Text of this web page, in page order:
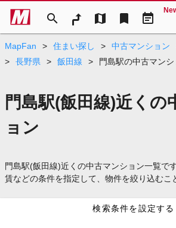
search map bookmark event_note
MapFan > 住まい探し > 中古マンション
>
長野県 > 飯田線 > 門島駅の中古マンシ
門島駅(飯田線)近くの
ョン
門島駅(飯田線)近くの中古マンション一覧で
賃などの条件を指定して、物件を絞り込むこ
検索条件を設定する